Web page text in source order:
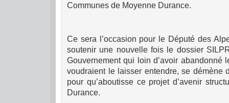
Communes de Moyenne Durance.
Ce sera l’occasion pour le Député des
soutenir une nouvelle fois le dossier
Gouvernement qui loin d’avoir abandonné
voudraient le laisser entendre, se démène
pour qu’aboutisse ce projet d’avenir
Durance.